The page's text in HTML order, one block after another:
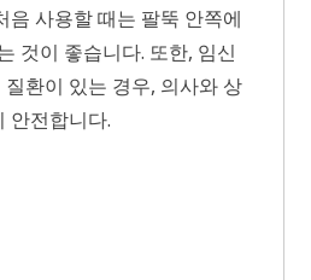
음 사용할 때는 팔뚝 안쪽에
것이 좋습니다. 또한, 임신
환이 있는 경우, 의사와 상
안전합니다.